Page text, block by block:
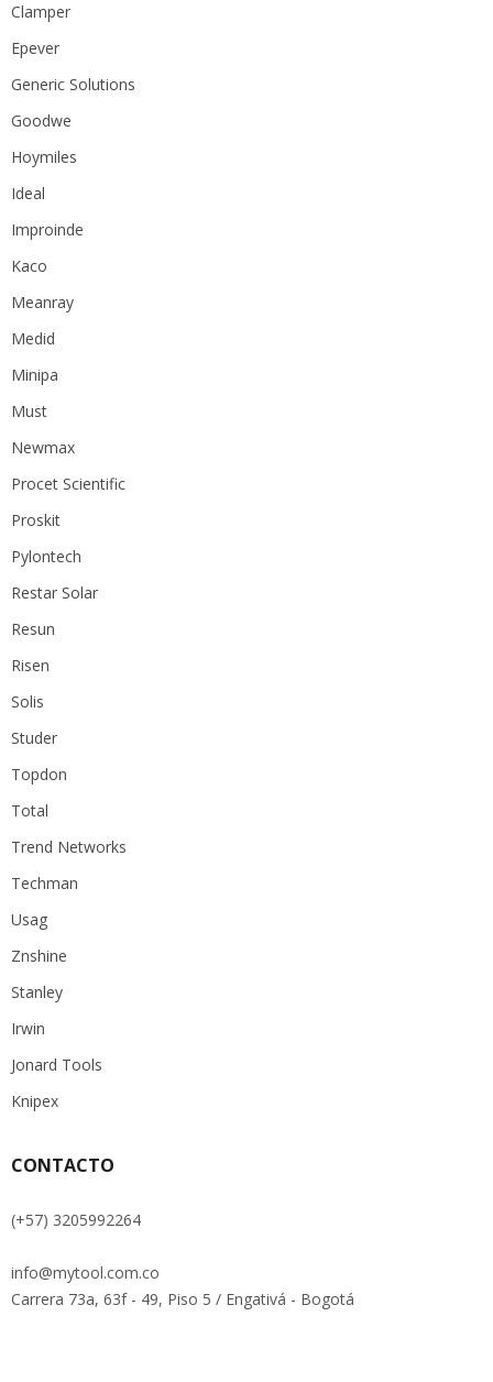
Clamper
Epever
Generic Solutions
Goodwe
Hoymiles
Ideal
Improinde
Kaco
Meanray
Medid
Minipa
Must
Newmax
Procet Scientific
Proskit
Pylontech
Restar Solar
Resun
Risen
Solis
Studer
Topdon
Total
Trend Networks
Techman
Usag
Znshine
Stanley
Irwin
Jonard Tools
Knipex
CONTACTO
(+57) 3205992264
info@mytool.com.co
Carrera 73a, 63f - 49, Piso 5 / Engativá - Bogotá